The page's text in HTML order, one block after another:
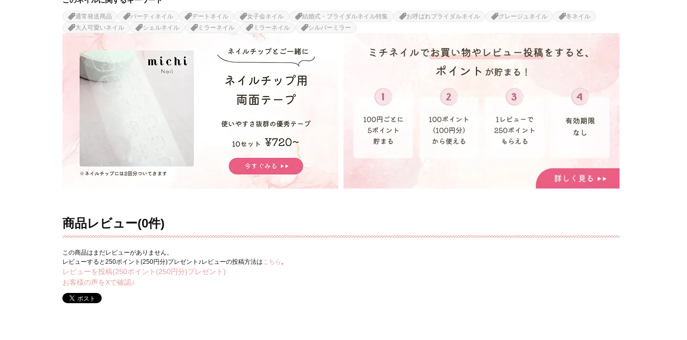
通常発送商品 パーティネイル デートネイル 女子会ネイル 結婚式・ブライダルネイル特集 お呼ばれブライダルネイル グレージュネイル
冬ネイル
大人可愛いネイル
シェルネイル ミラーネイル ミラーネイル シルバーミラー
商品レビュー(0件)
この商品はまだレビューがありません。
レビューすると250ポイント(250円分)プレゼント♪レビューの投稿方法は こちら 。
レビューを投稿(250ポイント(250円分)プレゼント)
お客様の声をXで確認♪